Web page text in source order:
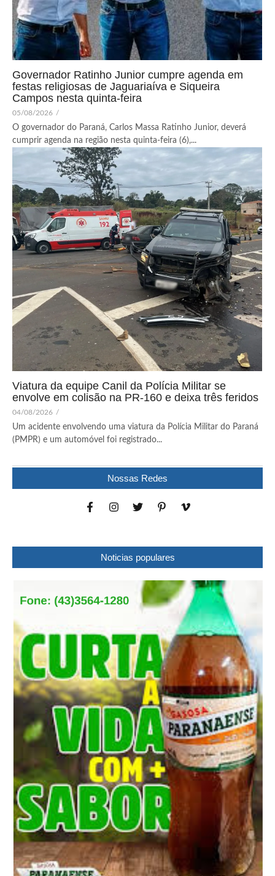
Governador Ratinho Junior cumpre agenda em
festas religiosas de Jaguariaíva e Siqueira
Campos nesta quinta-feira
05/08/2026 /
O governador do Paraná, Carlos Massa Ratinho Junior, deverá
cumprir agenda na região nesta quinta-feira (6),...
Viatura da equipe Canil da Polícia Militar se
envolve em colisão na PR-160 e deixa três feridos
04/08/2026 /
Um acidente envolvendo uma viatura da Polícia Militar do Paraná
(PMPR) e um automóvel foi registrado...
Nossas Redes
Noticias populares